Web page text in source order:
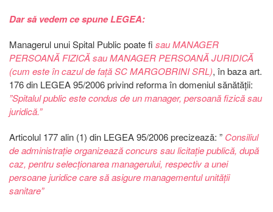
Dar să vedem ce spune LEGEA:
Managerul unui Spital Public poate fi sau MANAGER
PERSOANĂ FIZICĂsau MANAGER PERSOANĂ JURIDICĂ
(cum este în cazul de față SC MARGOBRINI SRL), în baza art.
176 din LEGEA 95/2006 privind reforma în domeniul sănătății:
”Spitalul public este condus de un manager, persoană fizică sau
juridică.”
Articolul 177 alin (1) din LEGEA 95/2006 precizează: ” Consiliul
de administraţie organizează concurs sau licitaţie publică, după
caz, pentru selecţionarea managerului, respectiv a unei
persoane juridice care să asigure managementul unităţii
sanitare”